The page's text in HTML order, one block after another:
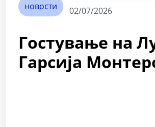
новости 02/07/2026
Гостување на
Гарсија